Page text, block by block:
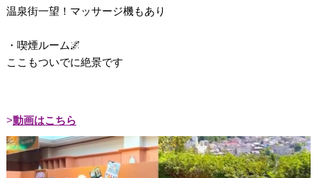
温泉街一望！マッサージ機もあり
・喫煙ルーム🌌
ここもついでに絶景です
動画はこちら